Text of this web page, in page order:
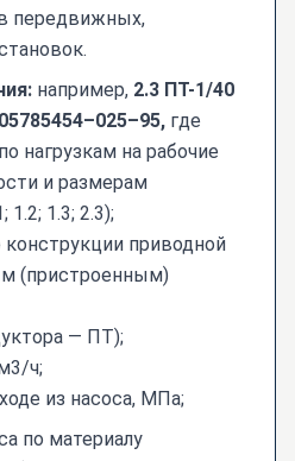
передвижных,
например, 2.3 ПТ-1/40
где
нагрузкам на рабочие
и размерам
1.2; 1.3; 2.3);
конструкции приводной
(пристроенным)
— ПТ);
ч;
из насоса, МПа;
по материалу